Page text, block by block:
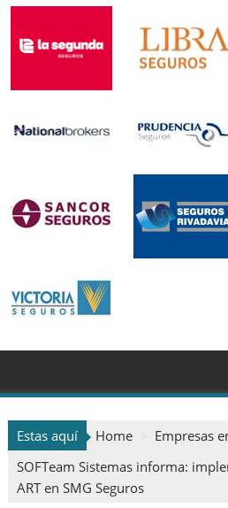
Estas aquí Home Empresas
SOFTeam Sistemas informa:
ART en SMG Seguros